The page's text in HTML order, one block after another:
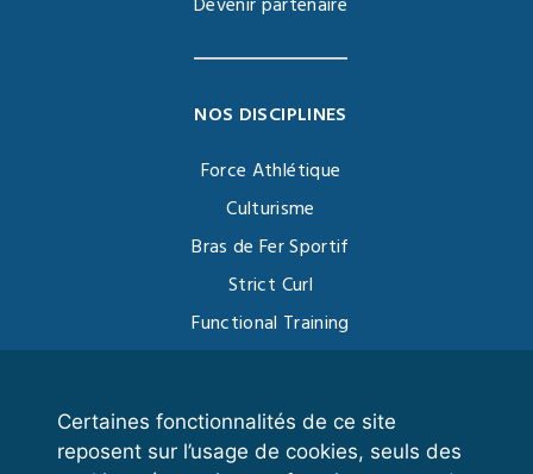
Certaines fonctionnalités de ce site
reposent sur l’usage de cookies, seuls des
NOS DISCIPLINES
Force Athlétique
Culturisme
Bras de Fer Sportif
Strict Curl
Functional Training